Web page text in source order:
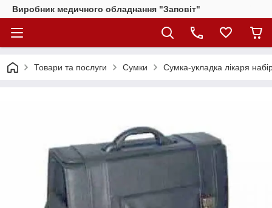
Виробник медичного обладнання "Заповіт"
Товари та послуги Сумки Сумка-укладка лікаря